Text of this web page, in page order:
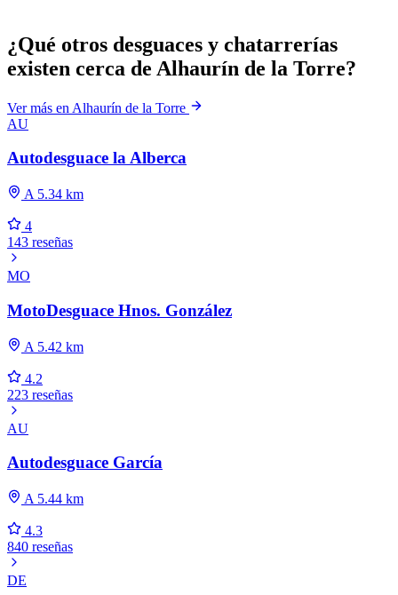
¿Qué otros desguaces y chatarrerías
existen cerca de Alhaurín de la Torre?
Ver más en Alhaurín de la Torre
AU
Autodesguace la Alberca
A 5.34 km
4
143 reseñas
MO
MotoDesguace Hnos. González
A 5.42 km
4.2
223 reseñas
AU
Autodesguace García
A 5.44 km
4.3
840 reseñas
DE